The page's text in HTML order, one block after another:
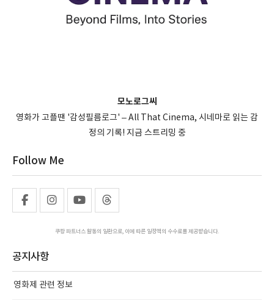
모노로그씨
영화가 고플땐 '감성필름로그' – All That Cinema, 시네마로 읽는 감
정의 기록! 지금 스트리밍 중
Follow Me
쿠팡 파트너스 활동의 일환으로, 이에 따른 일정액의 수수료를 제공받습니다.
공지사항
영화제 관련 정보